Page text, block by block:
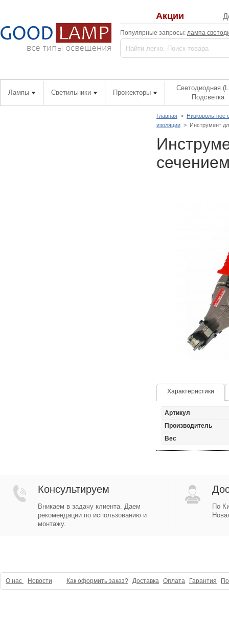
Акции
Популярные запросы: лампа
Лампы Светильники Прожекторы
Светодиодная
Подсветка
Главная > Низковольтное
изоляции > Инструмент
Характеристики
Артикул
Производитель
Вес
Консультируем
Вникаем в задачу клиента. Даем
рекомендации по использованию и
монтажу.
По
О нас Новости Как оформить заказ? Доставка Оплата Гарантия